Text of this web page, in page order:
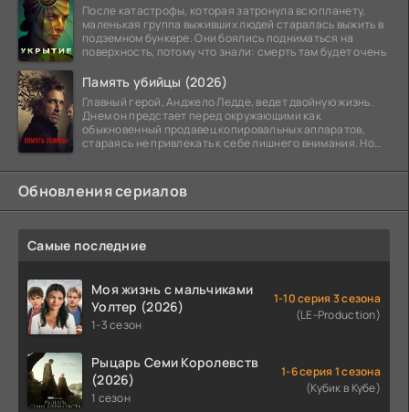
После катастрофы, которая затронула всю планету,
маленькая группа выживших людей старалась выжить в
подземном бункере. Они боялись подниматься на
поверхность, потому что знали: смерть там будет очень
Память убийцы (2026)
Главный герой, Анджело Ледде, ведет двойную жизнь.
Днем он предстает перед окружающими как
обыкновенный продавец копировальных аппаратов,
стараясь не привлекать к себе лишнего внимания. Но
Обновления сериалов
Самые последние
Моя жизнь с мальчиками
Уолтер (2026)
1-3 сезон
1-10 серия 3 сезона
(LE-Production)
Рыцарь Семи Королевств
(2026)
1 сезон
1-6 серия 1 сезона
(Кубик в Кубе)